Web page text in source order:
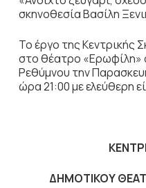
σκηνοθεσία Βασίλη
Το έργο της Κεντρικής
στο θέατρο
Ρεθύμνου την
ώρα 21:00 με ελεύθερη
ΔΗΜΟΤΙΚΟΥ